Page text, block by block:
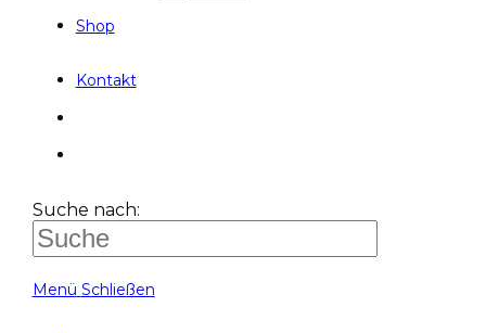
Shop
Kontakt
Suche nach:
Menü Schließen